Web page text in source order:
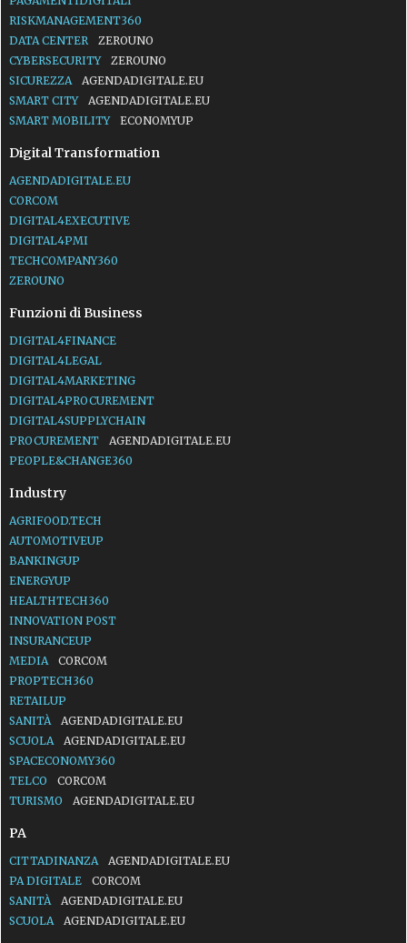
RISKMANAGEMENT360
DATA CENTER
ZEROUNO
CYBERSECURITY
ZEROUNO
SICUREZZA
AGENDADIGITALE.EU
SMART CITY
AGENDADIGITALE.EU
SMART MOBILITY
ECONOMYUP
Digital Transformation
AGENDADIGITALE.EU
CORCOM
DIGITAL4EXECUTIVE
DIGITAL4PMI
TECHCOMPANY360
ZEROUNO
Funzioni di Business
DIGITAL4FINANCE
DIGITAL4LEGAL
DIGITAL4MARKETING
DIGITAL4PROCUREMENT
DIGITAL4SUPPLYCHAIN
PROCUREMENT
AGENDADIGITALE.EU
PEOPLE&CHANGE360
Industry
AGRIFOOD.TECH
AUTOMOTIVEUP
BANKINGUP
ENERGYUP
HEALTHTECH360
INNOVATION POST
INSURANCEUP
MEDIA
CORCOM
PROPTECH360
RETAILUP
SANITÀ
AGENDADIGITALE.EU
SCUOLA
AGENDADIGITALE.EU
SPACECONOMY360
TELCO
CORCOM
TURISMO
AGENDADIGITALE.EU
PA
CITTADINANZA
AGENDADIGITALE.EU
PA DIGITALE
CORCOM
SANITÀ
AGENDADIGITALE.EU
SCUOLA
AGENDADIGITALE.EU